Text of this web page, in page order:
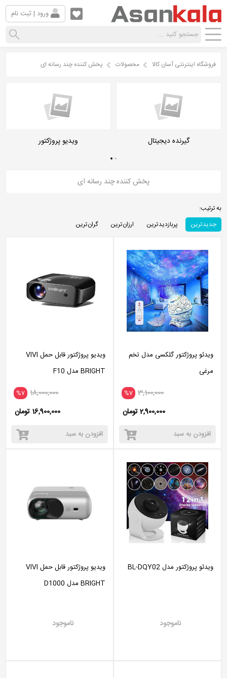
ورود | ثبت نام
فروشگاه اینترنتی آسان کالا محصولات پخش کننده چند رسانه ای
گیرنده دیجیتال ویدیو پروژکتور
پخش کننده چند رسانه ای
به ترتیب:
جدید ترین
پربازدید ترین ارزان ترین گران ترین
ویدئو پروژکتور گلکسی مدل تخم
مرغی
%7 3,100,000
2,900,000 تومان
افزودن به سبد
ویدیو پروژکتور قابل حمل VIVI
BRIGHT مدل F10
%7 18,000,000
16,900,000 تومان
افزودن به سبد
ویدئو پروژکتور مدل BL-DQY02
ناموجود
ویدیو پروژکتور قابل حمل VIVI
BRIGHT مدل D1000
ناموجود